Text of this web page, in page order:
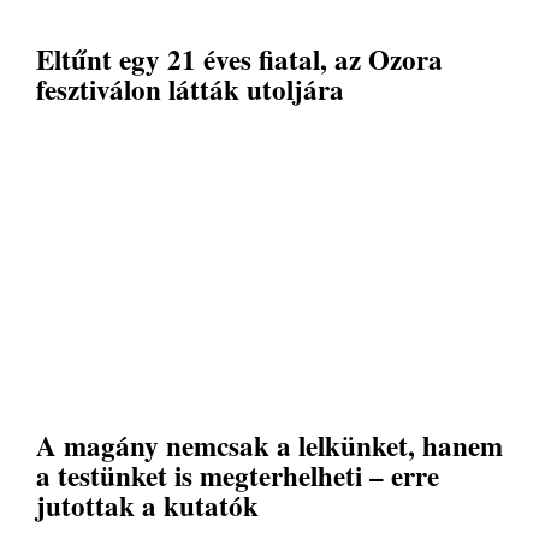
Eltűnt egy 21 éves fiatal, az Ozora
fesztiválon látták utoljára
A magány nemcsak a lelkünket, hanem
a testünket is megterhelheti – erre
jutottak a kutatók